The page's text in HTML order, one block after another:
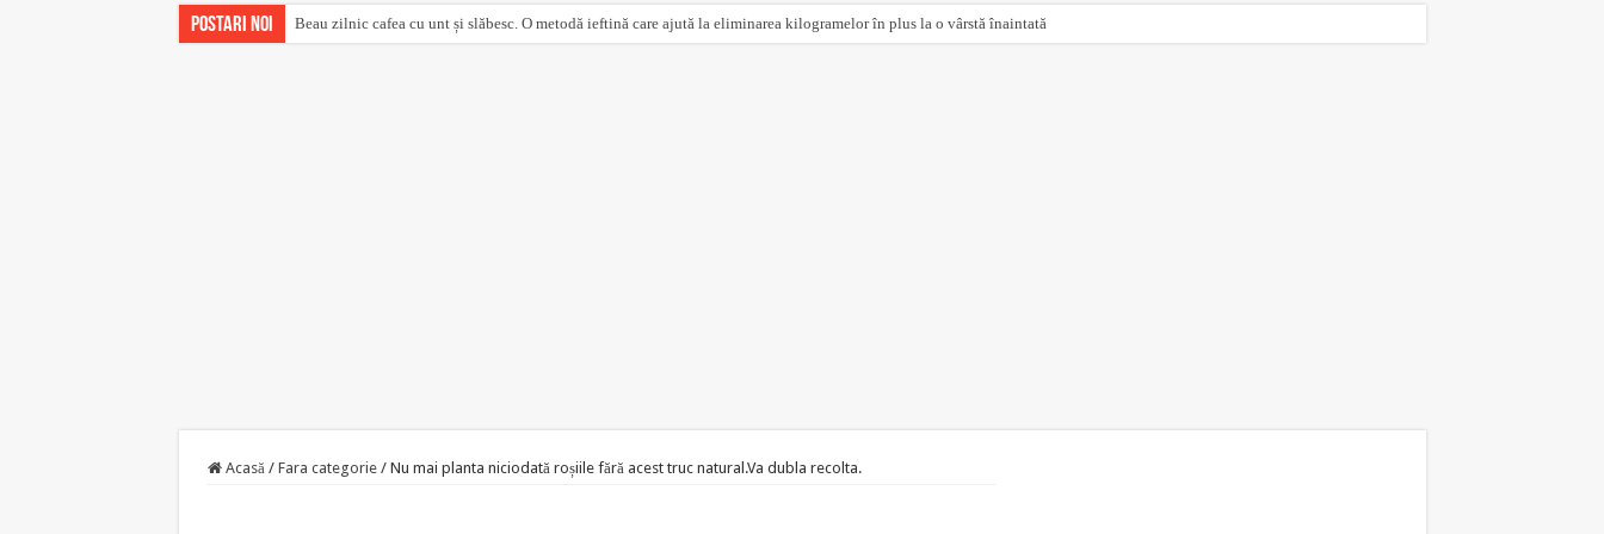
Postari noi Beau zilnic cafea cu unt și slăbesc. O metodă ieftină care ajută la eliminarea kilogramelor în plus la o vârstă înaintată
Acasă / Fara categorie / Nu mai planta niciodată roșiile fără acest truc natural.Va dubla recolta.